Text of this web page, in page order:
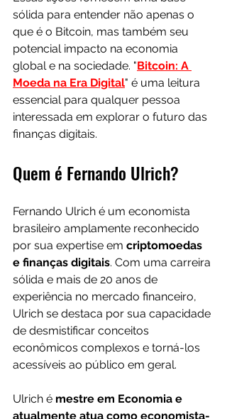
sólida para entender não apenas o
que é o Bitcoin, mas também seu
potencial impacto na economia
global e na sociedade. "Bitcoin: A
Moeda na Era Digital" é uma leitura
essencial para qualquer pessoa
interessada em explorar o futuro das
finanças digitais.
Quem é Fernando Ulrich?
Fernando Ulrich é um economista
brasileiro amplamente reconhecido
por sua expertise em criptomoedas
e finanças digitais. Com uma carreira
sólida e mais de 20 anos de
experiência no mercado financeiro,
Ulrich se destaca por sua capacidade
de desmistificar conceitos
econômicos complexos e torná-los
acessíveis ao público em geral.
Ulrich é mestre em Economia e
atualmente atua como economista-